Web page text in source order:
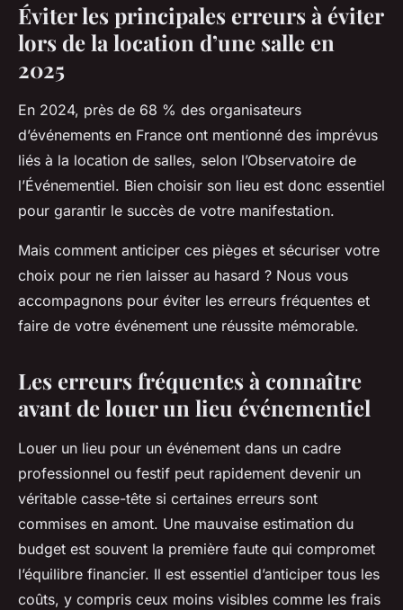
Éviter les principales erreurs à éviter
lors de la location d’une salle en
2025
En 2024, près de 68 % des organisateurs
d’événements en France ont mentionné des imprévus
liés à la location de salles, selon l’Observatoire de
l’Événementiel. Bien choisir son lieu est donc essentiel
pour garantir le succès de votre manifestation.
Mais comment anticiper ces pièges et sécuriser votre
choix pour ne rien laisser au hasard ? Nous vous
accompagnons pour éviter les erreurs fréquentes et
faire de votre événement une réussite mémorable.
Les erreurs fréquentes à connaître
avant de louer un lieu événementiel
Louer un lieu pour un événement dans un cadre
professionnel ou festif peut rapidement devenir un
véritable casse-tête si certaines erreurs sont
commises en amont. Une mauvaise estimation du
budget est souvent la première faute qui compromet
l’équilibre financier. Il est essentiel d’anticiper tous les
coûts, y compris ceux moins visibles comme les frais